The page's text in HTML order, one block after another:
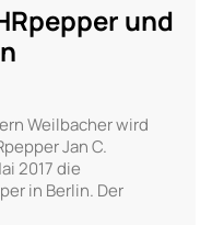
und
Weilbacher wird
Jan C.
2017 die
in Berlin. Der